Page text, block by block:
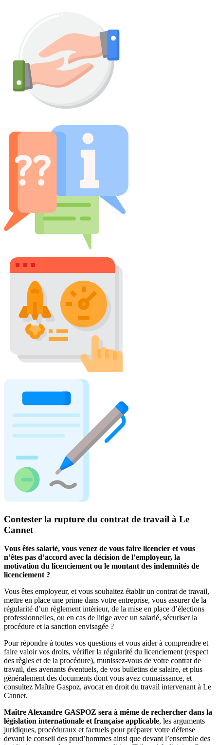
Contester la rupture du contrat de travail à Le
Cannet
Vous êtes salarié, vous venez de vous faire licencier et vous
n’êtes pas d’accord avec la décision de l’employeur, la
motivation du licenciement ou le montant des indemnités de
licenciement ?
Vous êtes employeur, et vous souhaitez établir un contrat de travail,
mettre en place une prime dans votre entreprise, vous assurer de la
régularité d’un règlement intérieur, de la mise en place d’élections
professionnelles, ou en cas de litige avec un salarié, sécuriser la
procédure et la sanction envisagée ?
Pour répondre à toutes vos questions et vous aider à comprendre et
faire valoir vos droits, vérifier la régularité du licenciement (respect
des règles et de la procédure), munissez-vous de votre contrat de
travail, des avenants éventuels, de vos bulletins de salaire, et plus
généralement des documents dont vous avez connaissance, et
consultez Maître Gaspoz, avocat en droit du travail intervenant à Le
Cannet.
Maître Alexandre GASPOZ sera à même de rechercher dans la
législation internationale et française applicable, les arguments
juridiques, procéduraux et factuels pour préparer votre défense
devant le conseil des prud’hommes ainsi que devant l’ensemble des